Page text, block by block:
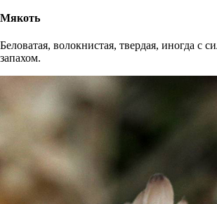
Мякоть
Беловатая, волокнистая, твердая, иногда с
запахом.